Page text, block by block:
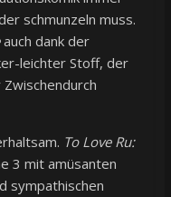
schmunzeln muss.
auch dank der
leichter Stoff, der
To Love Ru:
3 mit amüsanten
sympathischen